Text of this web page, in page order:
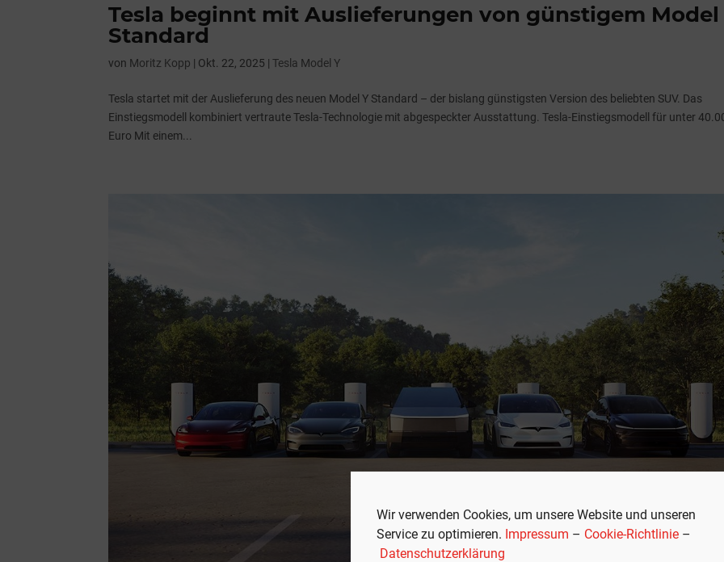
Wir verwenden Cookies, um unsere Website und unseren
Service zu optimieren. Impressum – Cookie-Richtlinie –
Datenschutzerklärung
Tesla beginnt mit Auslieferungen von günstigem Model
Standard
von Moritz Kopp | Okt. 22, 2025 |Tesla Model Y
Tesla startet mit der Auslieferung des neuen Model Y Standard – der bislang günstigsten Version des beliebten SUV. Das
Einstiegsmodell kombiniert vertraute Tesla-Technologie mit abgespeckter Ausstattung. Tesla-Einstiegsmodell für unter
Euro Mit einem...